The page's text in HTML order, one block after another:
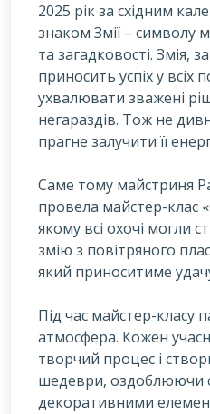
2025 рік за східним
знаком Змії – символу
та загадковості. Змія,
приносить успіх у всіх
ухвалювати зважені
негараздів. Тож не
прагне залучити її
Саме тому майстриня
провела майстер-клас
якому всі охочі могли
змію з повітряного
який приноситиме
Під час майстер-класу
атмосфера. Кожен
творчий процес і
шедеври, оздоблюючи
декоративними